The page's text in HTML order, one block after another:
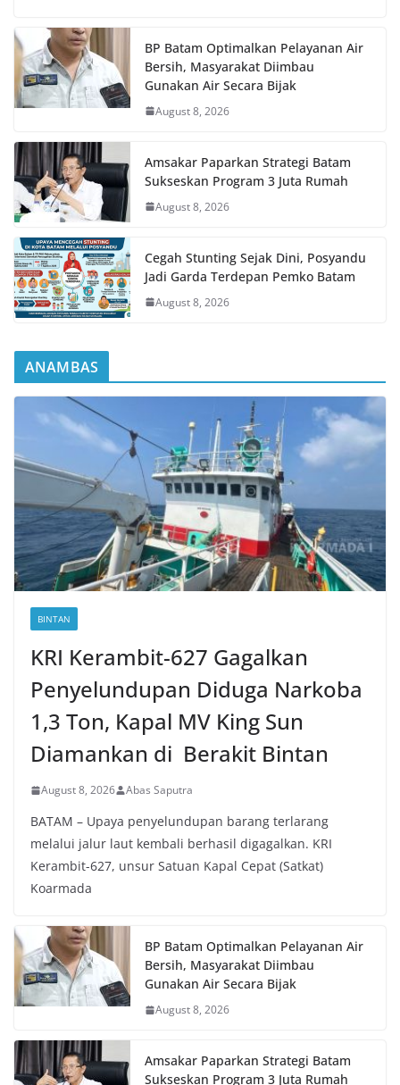
BP Batam Optimalkan Pelayanan Air
Bersih, Masyarakat Diimbau
Gunakan Air Secara Bijak
August 8, 2026
Amsakar Paparkan Strategi Batam
Sukseskan Program 3 Juta Rumah
August 8, 2026
Cegah Stunting Sejak Dini, Posyandu
Jadi Garda Terdepan Pemko Batam
August 8, 2026
ANAMBAS
BINTAN
KRI Kerambit-627 Gagalkan
Penyelundupan Diduga Narkoba
1,3 Ton, Kapal MV King Sun
Diamankan di Berakit Bintan
August 8, 2026 Abas Saputra
BATAM – Upaya penyelundupan barang terlarang
melalui jalur laut kembali berhasil digagalkan. KRI
Kerambit-627, unsur Satuan Kapal Cepat (Satkat)
Koarmada
BP Batam Optimalkan Pelayanan Air
Bersih, Masyarakat Diimbau
Gunakan Air Secara Bijak
August 8, 2026
Amsakar Paparkan Strategi Batam
Sukseskan Program 3 Juta Rumah